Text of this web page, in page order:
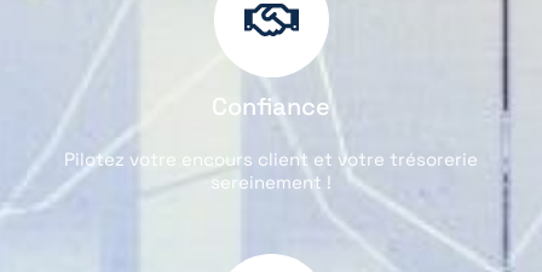
Confiance
Pilotez votre encours client et votre trésorerie
sereinement !